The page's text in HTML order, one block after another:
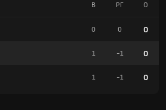
В РГ О
0 0 0
1 -1 0
1 -1 0